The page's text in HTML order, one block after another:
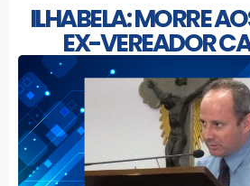
ILHABELA: MORRE
EX-VEREADOR